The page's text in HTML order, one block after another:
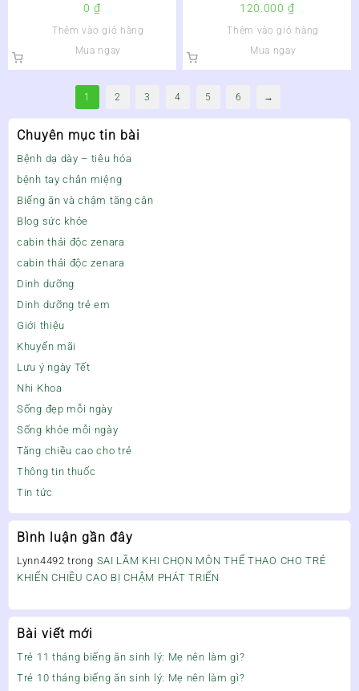
Chuyên mục tin bài
Bệnh dạ dày – tiêu hóa
bệnh tay chân miệng
Biếng ăn và chậm tăng cân
Blog sức khỏe
cabin thải độc zenara
cabin thải độc zenara
Dinh dưỡng
Dinh dưỡng trẻ em
Giới thiệu
Khuyến mãi
Lưu ý ngày Tết
Nhi Khoa
Sống đẹp mỗi ngày
Sống khỏe mỗi ngày
Tăng chiều cao cho trẻ
Thông tin thuốc
Tin tức
Bình luận gần đây
Lynn4492 trong SAI LẦM KHI CHỌN MÔN THỂ THAO CHO TRẺ
KHIẾN CHIỀU CAO BỊ CHẬM PHÁT TRIỂN
Bài viết mới
Trẻ 11 tháng biếng ăn sinh lý: Mẹ nên làm gì?
Trẻ 10 tháng biếng ăn sinh lý: Mẹ nên làm gì?
0 ₫
Thêm vào giỏ hàng
Mua ngay
DẠ DÀY – Hộp 3 vỉ x 10 viên
120.000 ₫
Thêm vào giỏ hàng
Mua ngay
1 2 3 4 5 6 →